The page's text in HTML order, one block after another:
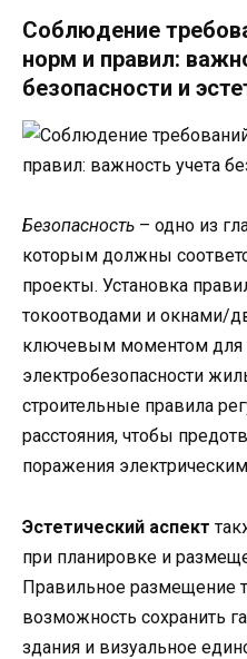
Соблюдение
норм и правил:
безопасности и
Безопасность – одно из
которым должны
проекты. Установка
токоотводами и окнами/
ключевым моментом для
электробезопасности
строительные правила
расстояния, чтобы
поражения
Эстетический аспект
при планировке и
Правильное размещение
возможность сохранить
здания и визуальное